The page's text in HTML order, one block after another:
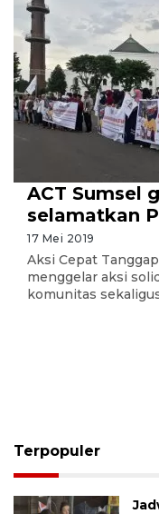
ACT Sumsel
selamatkan
17 Mei 2019
Aksi Cepat
menggelar aksi
komunitas
Terpopuler